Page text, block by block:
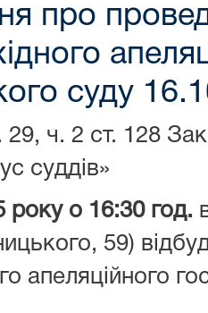
про
суду
29, ч. 2 ст. 128
суддів»
року о 16:30 год.
59)
апеляційного